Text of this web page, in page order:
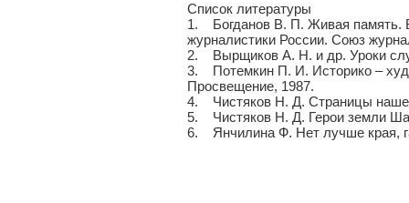
Список литературы
1. Богданов В. П. Живая память.
журналистики России. Союз
2. Вырщиков А. Н. и др. Уроки
3. Потемкин П. И. Историко –
Просвещение, 1987.
4. Чистяков Н. Д. Страницы
5. Чистяков Н. Д. Герои земли
6. Янчилина Ф. Нет лучше края,